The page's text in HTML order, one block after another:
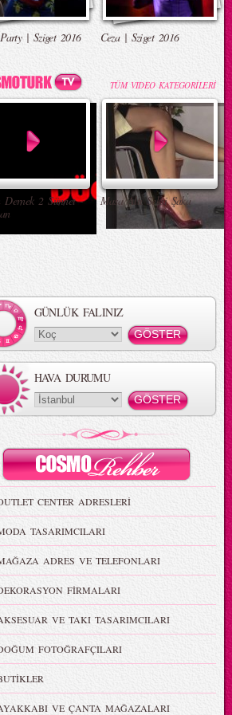
| Sziget 2016 Ceza | Sziget 2016
TÜM VIDEO KATEGORİLERİ
Dernek 2 Sünnet -
Masa Altı Seksi Şaka
GÜNLÜK FALINIZ
HAVA DURUMU
CENTER ADRESLERİ
TASARIMCILARI
ADRES VE TELEFONLARI
FİRMALARI
VE TAKI TASARIMCILARI
FOTOĞRAFÇILARI
VE ÇANTA MAĞAZALARI